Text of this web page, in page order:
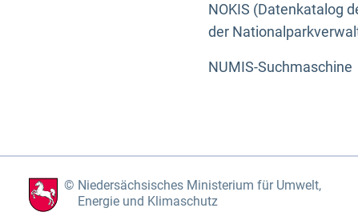
NOKIS (Datenkatalog
der
NUMIS-Suchmaschine
Niedersächsisches Ministerium für Umwelt,
Energie und Klimaschutz